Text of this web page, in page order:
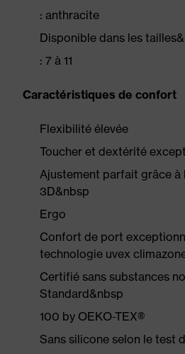
: anthracite
Disponible dans les
: 7 à 11
Caractéristiques de confort
Flexibilité élevée
Toucher et dextérité
Ajustement parfait grâce à
3D&nbsp
Ergo
Confort de port
technologie uvex
Certifié sans substances
Standard&nbsp
100 by OEKO-TEX®
Sans silicone selon le test